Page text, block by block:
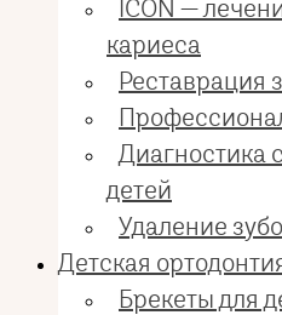
ICON —
кариеса
Реставрация
Диагностика
детей
Удаление
Детская
Брекеты для